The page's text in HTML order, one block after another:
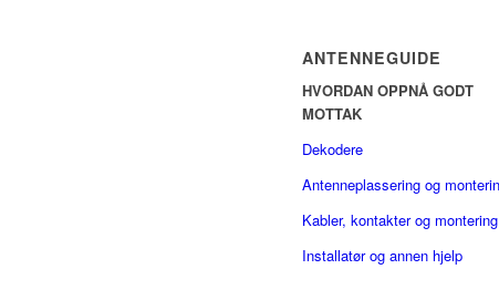
ANTENNEGUIDE
HVORDAN OPPNÅ GODT
MOTTAK
Dekodere
Antenneplassering og
Kabler, kontakter og montering
Installatør og annen hjelp